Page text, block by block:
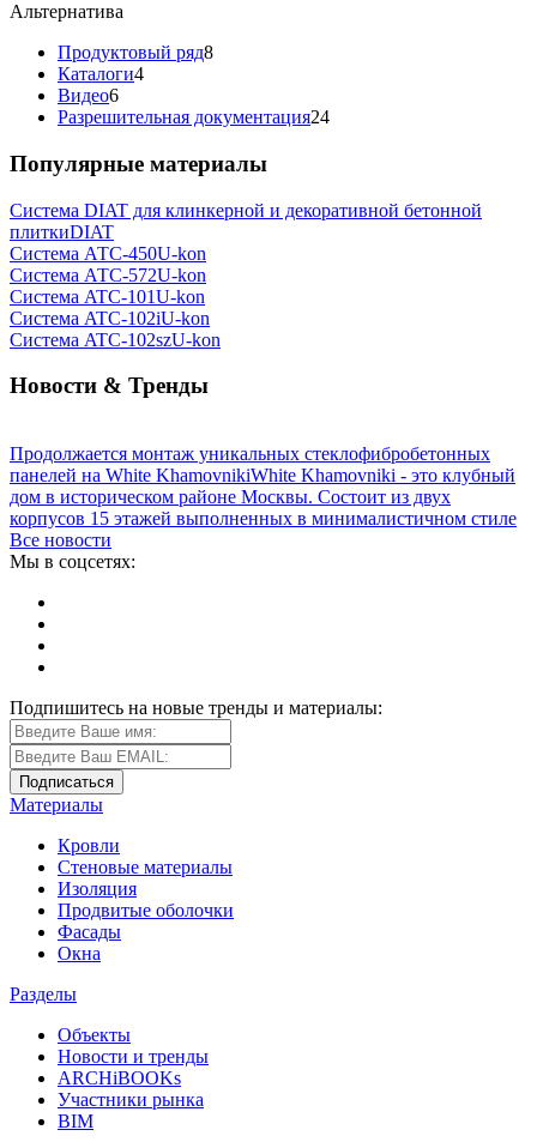
Альтернатива
Продуктовый ряд8
Каталоги4
Видео6
Разрешительная документация24
Популярные материалы
Система DIAT для клинкерной и декоративной бетонной
плиткиDIAT
Система АТС-450U-kon
Система АТС-572U-kon
Система ATС-101U-kon
Система ATС-102iU-kon
Система ATС-102szU-kon
Новости & Тренды
Продолжается монтаж уникальных стеклофибробетонных
панелей на White KhamovnikiWhite Khamovniki - это клубный
дом в историческом районе Москвы. Состоит из двух
корпусов 15 этажей выполненных в минималистичном стиле
Все новости
Мы в соцсетях:
Подпишитесь на новые тренды и материалы:
Материалы
Кровли
Стеновые материалы
Изоляция
Продвитые оболочки
Фасады
Окна
Разделы
Объекты
Новости и тренды
ARCHiBOOKs
Участники рынка
BIM